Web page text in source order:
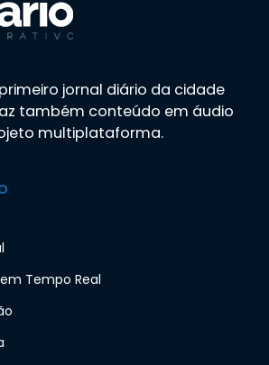
jornal diário da cidade
também conteúdo em áudio
multiplataforma.
Tempo Real